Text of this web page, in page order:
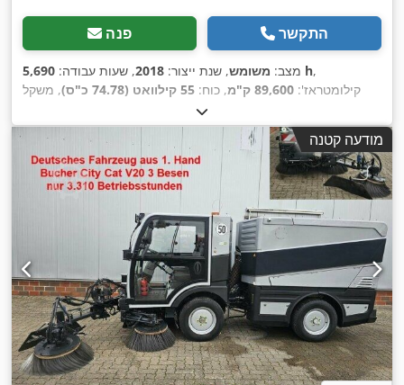
פנה התקשר
מצב: משומש, שנת ייצור: 2018, שעות עבודה: 5,690 h,
קילומטראז': 89,600 ק"מ , כוח: 55 קילוואט (74.78 כ"ס)
, משקל
מודעה קטנה